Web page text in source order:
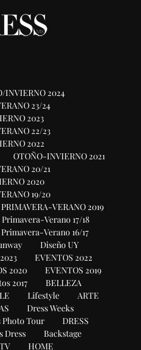
INVIERNO 2024
23/24
2023
22/23
2022
OTOÑO-INVIERNO 2021
20/21
2020
19/20
PRIMAVERA-VERANO 2019
Primavera-Verano 17/18
Primavera-Verano 16/17
Diseño UY
EVENTOS 2022
2020
EVENTOS 2019
2017
BELLEZA
Lifestyle
ARTE
Dress Weeks
Photo Tour
DRESS
Dress
Backstage
HOME